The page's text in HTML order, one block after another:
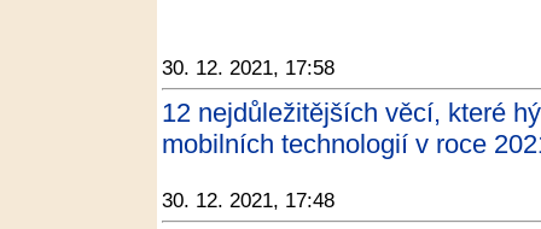
30. 12. 2021, 17:58
12 nejdůležitějších věcí, které
mobilních technologií v roce
30. 12. 2021, 17:48